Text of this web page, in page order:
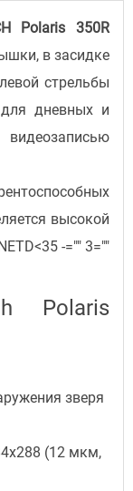
Polaris 350R
в засидке
стрельбы
для дневных и
высокой
-="" 3=""
Polaris
зверя
(12 мкм,